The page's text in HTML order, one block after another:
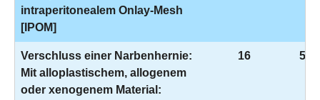
intraperitonealem Onlay-Mesh
[IPOM]
Verschluss einer Narbenhernie:
Mit alloplastischem, allogenem
oder xenogenem Material:
16 5-